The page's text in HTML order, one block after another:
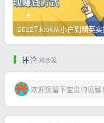
评论 抢沙发
欢迎您留下宝贵的见解！